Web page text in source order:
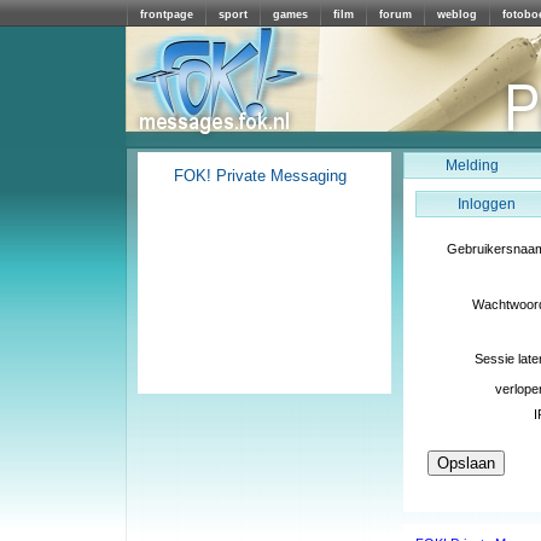
frontpage sport games film forum weblog
Melding
Inloggen
Sessie
FOK! Private Messaging